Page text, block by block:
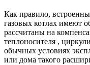
Как правило,
газовых котлах имеют
рассчитаны на
теплоносителя ,
обычных условиях
или дома такого